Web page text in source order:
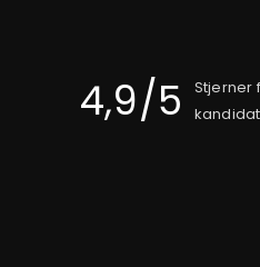
4,9/5
Stjerner